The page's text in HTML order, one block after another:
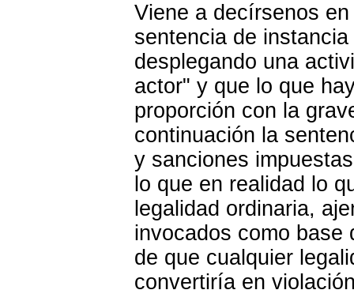
Viene a decírsenos
sentencia de
desplegando una
actor" y que lo que
proporción con la
continuación la
y sanciones
lo que en realidad lo
legalidad ordinaria,
invocados como base
de que cualquier
convertiría en